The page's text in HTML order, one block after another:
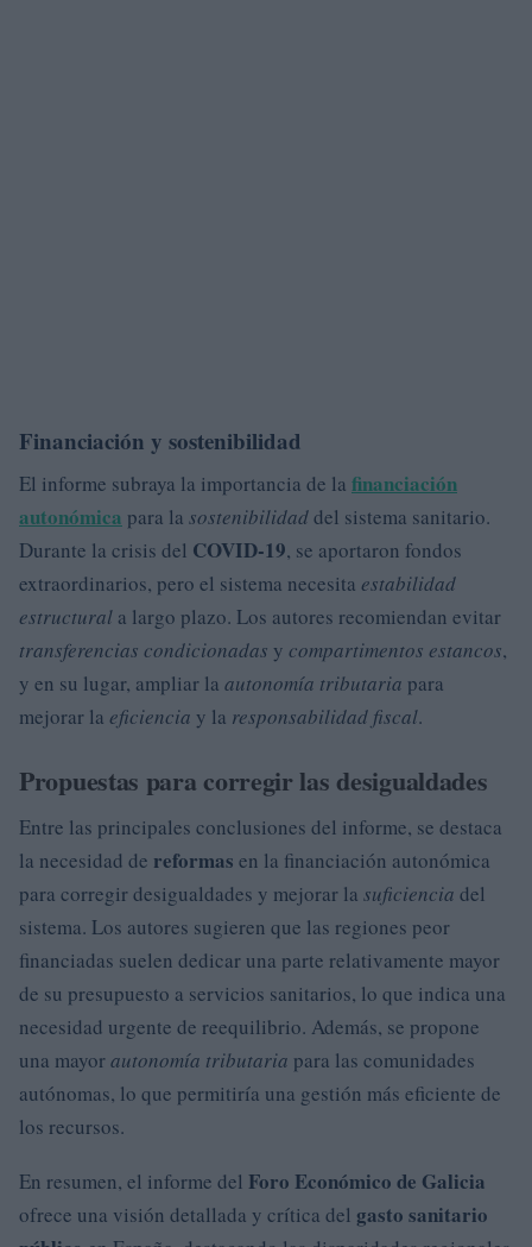
Financiación y sostenibilidad
El informe subraya la importancia de la financiación
autonómica para la sostenibilidaddel sistema sanitario.
Durante la crisis del COVID-19, se aportaron fondos
extraordinarios, pero el sistema necesita estabilidad
estructural a largo plazo. Los autores recomiendan evitar
transferencias condicionadas y compartimentos estancos,
y en su lugar, ampliar la autonomía tributaria para
mejorar la eficiencia y la responsabilidad fiscal.
Propuestas para corregir las desigualdades
Entre las principales conclusiones del informe, se destaca
la necesidad de reformas en la financiación autonómica
para corregir desigualdades y mejorar la suficiencia del
sistema. Los autores sugieren que las regiones peor
financiadas suelen dedicar una parte relativamente mayor
de su presupuesto a servicios sanitarios, lo que indica una
necesidad urgente de reequilibrio. Además, se propone
una mayorautonomía tributaria para las comunidades
autónomas, lo que permitiría una gestión más eficiente de
los recursos.
En resumen, el informe del Foro Económico de Galicia
ofrece una visión detallada y crítica del gasto sanitario